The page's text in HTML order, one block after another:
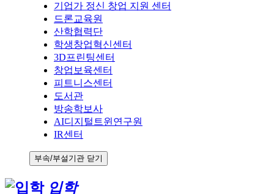
기업가 정신 창업 지원 센터
드론교육원
산학협력단
학생창업혁신센터
3D프린팅센터
창업보육센터
피트니스센터
도서관
방송학보사
AI디지털트윈연구원
IR센터
부속/부설기관 닫기
입학